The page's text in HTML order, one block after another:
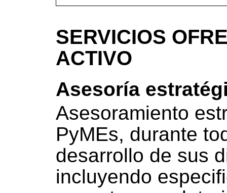
SERVICIOS
ACTIVO
Asesoría
Asesoramiento
PyMEs, durante
desarrollo de sus
incluyendo